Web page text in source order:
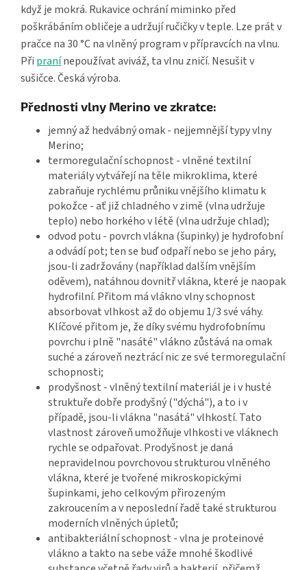
když je mokrá. Rukavice ochrání miminko před
poškrábáním obličeje a udržují ručičky v teple. Lze prát v
pračce na 30 °C na vlněný program v přípravcích na vlnu.
Při pranínepoužívat aviváž, ta vlnu zničí. Nesušit v
sušičce. Česká výroba.
Přednosti vlny Merino ve zkratce:
jemný až hedvábný omak - nejjemnější typy vlny
Merino;
termoregulační schopnost - vlněné textilní
materiály vytvářejí na těle mikroklima, které
zabraňuje rychlému průniku vnějšího klimatu k
pokožce - ať již chladného v zimě (vlna udržuje
teplo) nebo horkého v létě (vlna udržuje chlad);
odvod potu - povrch vlákna (šupinky) je hydrofobní
a odvádí pot; ten se buď odpaří nebo se jeho páry,
jsou‑li zadržovány (například dalším vnějším
oděvem), natáhnou dovnitř vlákna, které je naopak
hydrofilní. Přitom má vlákno vlny schopnost
absorbovat vlhkost až do objemu 1/3 své váhy.
Klíčové přitom je, že díky svému hydrofobnímu
povrchu i plně "nasáté" vlákno zůstává na omak
suché a zároveň neztrácí nic ze své termoregulační
schopnosti;
prodyšnost - vlněný textilní materiál je i v husté
struktuře dobře prodyšný ("dýchá"), a to i v
případě, jsou‑li vlákna "nasátá" vlhkostí. Tato
vlastnost zároveň umožňuje vlhkosti ve vláknech
rychle se odpařovat. Prodyšnost je daná
nepravidelnou povrchovou strukturou vlněného
vlákna, které je tvořené mikroskopickými
šupinkami, jeho celkovým přirozeným
zakroucením a v neposlední řadě také strukturou
moderních vlněných úpletů;
antibakteriální schopnost - vlna je proteinové
vlákno a takto na sebe váže mnohé škodlivé